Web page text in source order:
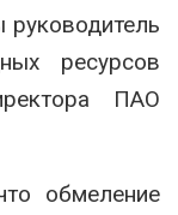
ресурсов
ПАО
обмеление